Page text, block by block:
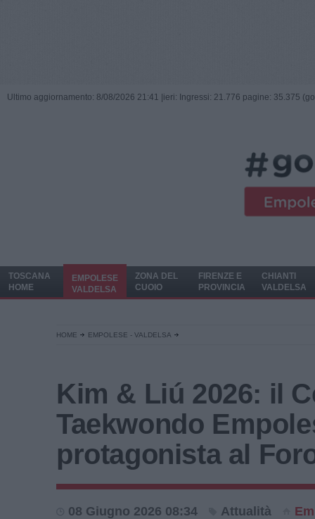
Ultimo aggiornamento: 8/08/2026 21:41 | ieri: Ingressi: 21.776 pagine: 35.375
TOSCANA
HOME
EMPOLESE
VALDELSA
ZONA DEL
CUOIO
FIRENZE E
PROVINCIA
CHIANTI
VALDELSA
HOME EMPOLESE - VALDELSA
Kim & Liú 2026: il
Taekwondo
protagonista al
08 Giugno 2026 08:34 Attualità